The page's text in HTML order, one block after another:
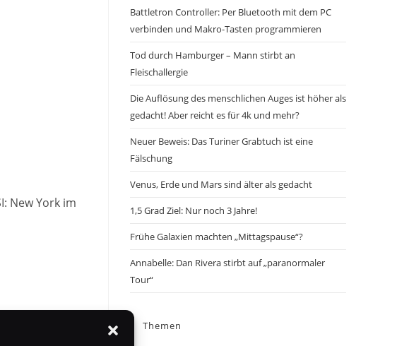
New York im
Battletron Controller: Per Bluetooth mit dem PC
verbinden und Makro-Tasten programmieren
Tod durch Hamburger – Mann stirbt an
Fleischallergie
Die Auflösung des menschlichen Auges ist höher als
gedacht! Aber reicht es für 4k und mehr?
Neuer Beweis: Das Turiner Grabtuch ist eine
Fälschung
Venus, Erde und Mars sind älter als gedacht
1,5 Grad Ziel: Nur noch 3 Jahre!
Frühe Galaxien machten „Mittagspause“?
Annabelle: Dan Rivera stirbt auf „paranormaler
Tour“
Themen